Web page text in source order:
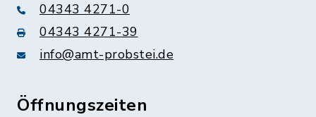
04343 4271-0
04343 4271-39
info@amt-probstei.de
Öffnungszeiten